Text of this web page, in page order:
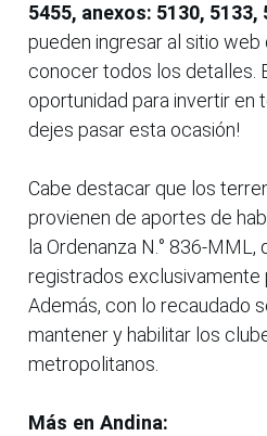
5455, anexos: 5130, 5133,
pueden ingresar al sitio web
conocer todos los detalles.
oportunidad para invertir en
dejes pasar esta ocasión!
Cabe destacar que los
provienen de aportes de
la Ordenanza N.° 836-
registrados exclusivamente
Además, con lo recaudado
mantener y habilitar los
metropolitanos.
Más en Andina: